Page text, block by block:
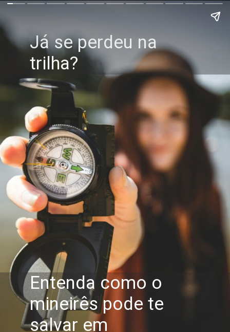
Já se perdeu na
trilha?
Entenda como o
mineirês pode te
salvar em